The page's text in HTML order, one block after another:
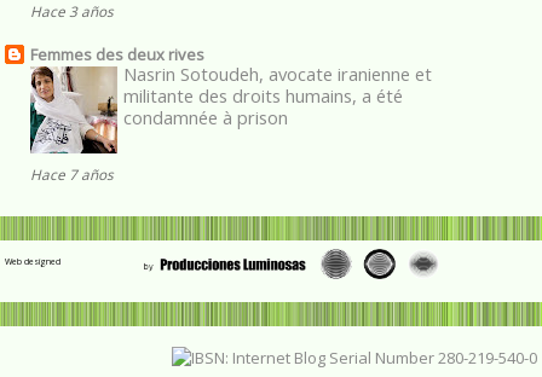
Hace 3 años
Femmes des deux rives
Nasrin Sotoudeh, avocate iranienne et
militante des droits humains, a été
condamnée à prison
Hace 7 años
Web designed